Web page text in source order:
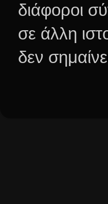
διάφοροι
σε άλλη
δεν